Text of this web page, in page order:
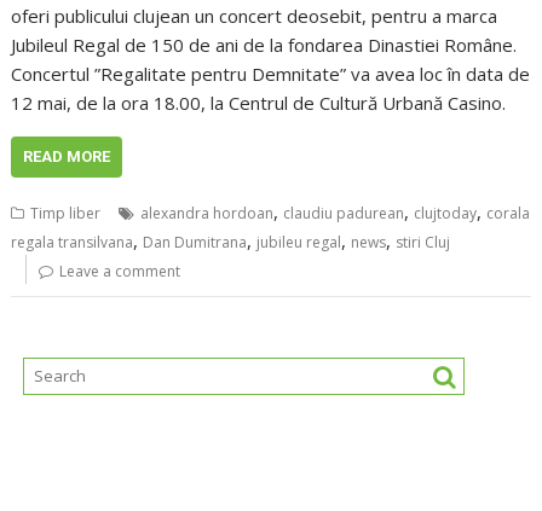
oferi publicului clujean un concert deosebit, pentru a marca
Jubileul Regal de 150 de ani de la fondarea Dinastiei Române.
Concertul ”Regalitate pentru Demnitate” va avea loc în data de
12 mai, de la ora 18.00, la Centrul de Cultură Urbană Casino.
READ MORE
Timp liber alexandra hordoan, claudiu padurean, clujtoday, corala
regala transilvana, Dan Dumitrana, jubileu regal, news, stiri Cluj
Leave a comment